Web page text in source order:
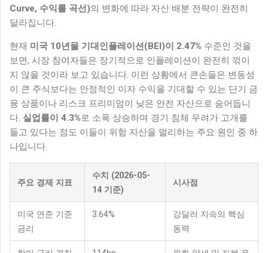
Curve, 수익률 곡선)의 변화에 따라 자산 배분 전략이 완전히
달라집니다.
현재 미국 10년물 기대인플레이션(BEI)이 2.47% 수준인 것을
보면, 시장 참여자들은 장기적으로 인플레이션이 완전히 꺾이
지 않을 것이라 보고 있습니다. 이런 상황에서 큰손들은 변동성
이 큰 주식보다는 안정적인 이자 수익을 기대할 수 있는 단기 금
융 상품이나 리스크 프리미엄이 낮은 안전 자산으로 숨어듭니
다. 실업률이 4.3%로 소폭 상승하며 경기 침체 우려가 고개를
들고 있다는 점도 이들이 위험 자산을 멀리하는 주요 원인 중 하
나입니다.
주요 경제 지표
수치 (2026-05-
14 기준)
시사점
미국 연준 기준
금리
3.64%
강달러 지속의 핵심
동력